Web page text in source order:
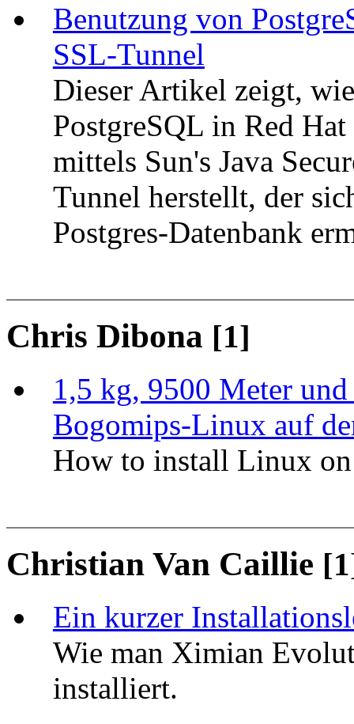
Benutzung von
SSL-Tunnel
Dieser Artikel zeigt,
PostgreSQL in Red
mittels Sun's Java
Tunnel herstellt, der
Postgres-Datenbank
Chris Dibona [1]
1,5 kg, 9500 Meter
Bogomips-Linux auf
How to install Linux
Christian Van Caillie
Ein kurzer
Wie man Ximian
installiert.